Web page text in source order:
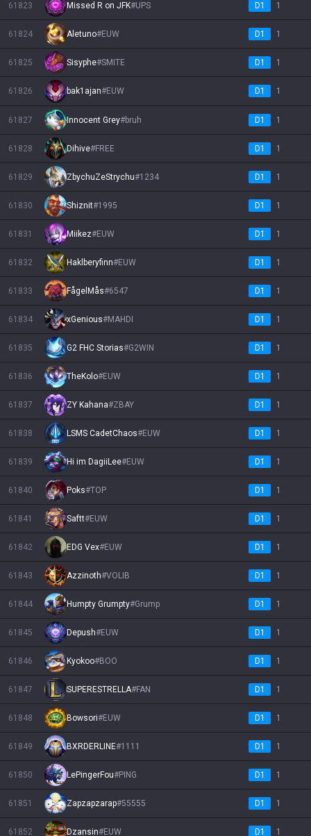
61823 Missed R on JFK#UPS D1 1
61824 Aletuno#EUW D1 1
61825 Sisyphe#SMITE D1 1
61826 bak1ajan#EUW D1 1
61827 Innocent Grey#bruh D1 1
61828 Dihive#FREE D1 1
61829 ZbychuZeStrychu#1234 D1 1
61830 Shiznit#1995 D1 1
61831 Miikez#EUW D1 1
61832 Haklberyfinn#EUW D1 1
61833 FågelMås#6547 D1 1
61834 xGenious#MAHDI D1 1
61835 G2 FHC Storias#G2WIN D1 1
61836 TheKolo#EUW D1 1
61837 ZY Kahana#ZBAY D1 1
61838 LSMS CadetChaos#EUW D1 1
61839 Hi im DagiiLee#EUW D1 1
61840 Poks#TOP D1 1
61841 Saftt#EUW D1 1
61842 EDG Vex#EUW D1 1
61843 Azzinoth#VOLIB D1 1
61844 Humpty Grumpty#Grump D1 1
61845 Depush#EUW D1 1
61846 Kyokoo#BOO D1 1
61847 SUPERESTRELLA#FAN D1 1
61848 Bowsori#EUW D1 1
61849 BXRDERLINE#1111 D1 1
61850 LePingerFou#PING D1 1
61851 Zapzapzarap#55555 D1 1
61852 Dzansin#EUW D1 1